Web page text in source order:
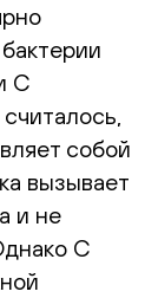
C
собой
вызывает
и не
C